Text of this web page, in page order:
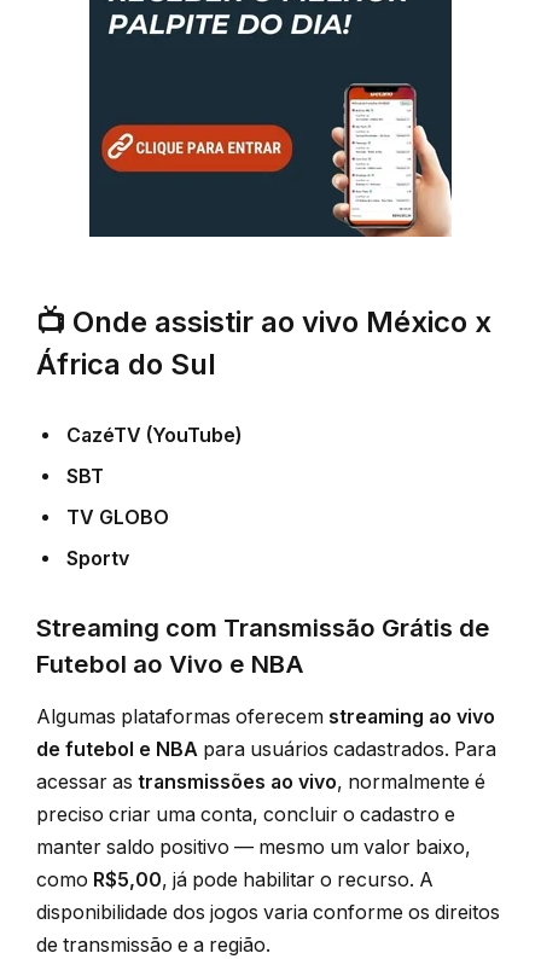
📺 Onde assistir ao vivo México x
África do Sul
CazéTV (YouTube)
SBT
TV GLOBO
Sportv
Streaming com Transmissão Grátis de
Futebol ao Vivo e NBA
Algumas plataformas oferecem streaming ao vivo
de futebol e NBA para usuários cadastrados. Para
acessar as transmissões ao vivo, normalmente é
preciso criar uma conta, concluir o cadastro e
manter saldo positivo — mesmo um valor baixo,
como R$5,00, já pode habilitar o recurso. A
disponibilidade dos jogos varia conforme os direitos
de transmissão e a região.